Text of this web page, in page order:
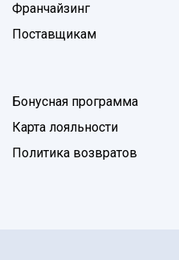
Франчайзинг
Поставщикам
Бонусная программа
Карта лояльности
Политика возвратов